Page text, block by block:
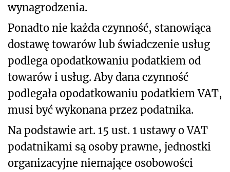
wynagrodzenia.
Ponadto nie każda czynność, stanowiąca
dostawę towarów lub świadczenie usług
podlega opodatkowaniu podatkiem od
towarów i usług. Aby dana czynność
podlegała opodatkowaniu podatkiem VAT,
musi być wykonana przez podatnika.
Na podstawie art. 15 ust. 1 ustawy o VAT
podatnikami są osoby prawne, jednostki
organizacyjne niemające osobowości